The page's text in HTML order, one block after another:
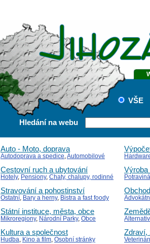
VŠE
Hledání na webu
Auto - Moto, doprava
Autodoprava a spedice,Automobilové
Cestovní ruch a ubytování
Hotely, Pensiony, Chaty, chalupy, rodinné
Výroba
Stravování a pohostinství
Ostatní, Bary a herny, Bistra a fast foody
účetnictví
Státní instituce, města, obce
Mikroregiony, Národní Parky, Obce
Kultura a společnost
Hudba, Kino a film, Osobní stránky
Zdraví,